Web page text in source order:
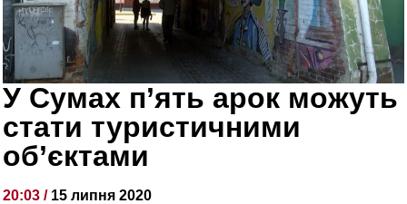
У Сумах п’ять арок можуть
стати туристичними
об’єктами
20:03 / 15 липня 2020